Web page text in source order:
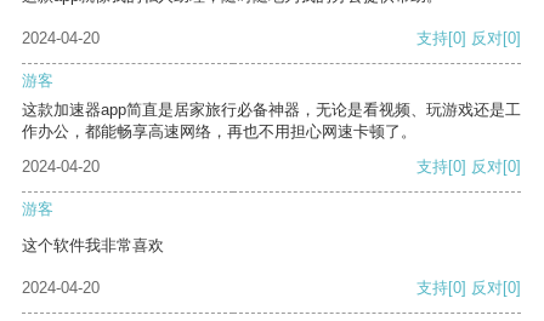
2024-04-20 支持[0] 反对[0]
游客
这款加速器app简直是居家旅行必备神器，无论是看视频、玩游戏还是工
作办公，都能畅享高速网络，再也不用担心网速卡顿了。
2024-04-20
支持[0] 反对[0]
游客
这个软件我非常喜欢
2024-04-20 支持[0] 反对[0]